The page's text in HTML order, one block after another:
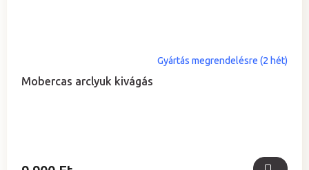
Mobercas arclyuk kivágás
Gyártás megrendelésre (2 hét)